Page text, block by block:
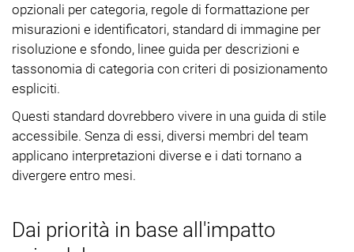
opzionali per categoria, regole di formattazione per
misurazioni e identificatori, standard di immagine per
risoluzione e sfondo, linee guida per descrizioni e
tassonomia di categoria con criteri di posizionamento
espliciti.
Questi standard dovrebbero vivere in una guida di stile
accessibile. Senza di essi, diversi membri del team
applicano interpretazioni diverse e i dati tornano a
divergere entro mesi.
Dai priorità in base all'impatto